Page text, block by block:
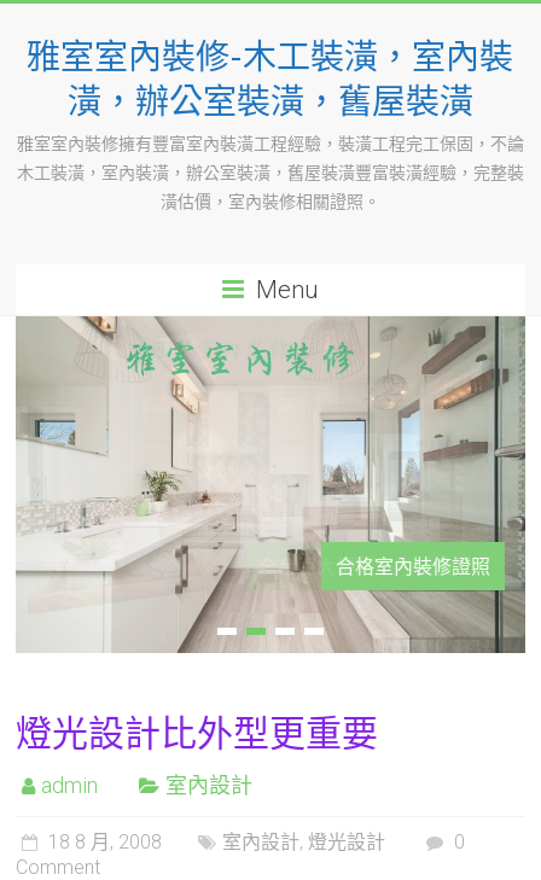
content
雅室室內裝修-木工裝潢，室內裝
潢，辦公室裝潢，舊屋裝潢
雅室室內裝修擁有豐富室內裝潢工程經驗，裝潢工程完工保固，不論
木工裝潢，室內裝潢，辦公室裝潢，舊屋裝潢豐富裝潢經驗，完整裝
潢估價，室內裝修相關證照。
Menu
合格室內裝修證照
燈光設計比外型更重要
admin 室內設計
18 8 月, 2008 室內設計, 燈光設計
0
Comment